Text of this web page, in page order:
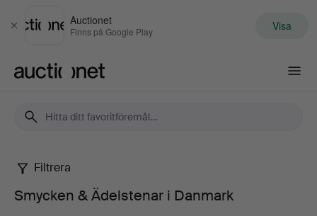
Stäng
Auctionet
Finns på Google Play Visa
Smycken
Filtrera
Smycken & Ädelstenar i Danmark